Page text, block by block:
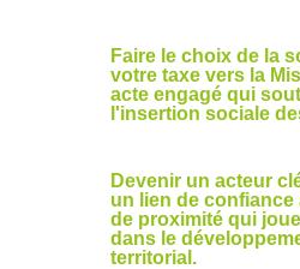
Faire le choix de la
votre taxe vers la
acte engagé qui
l'insertion sociale
Devenir un acteur
un lien de
de proximité qui
dans le
territorial.